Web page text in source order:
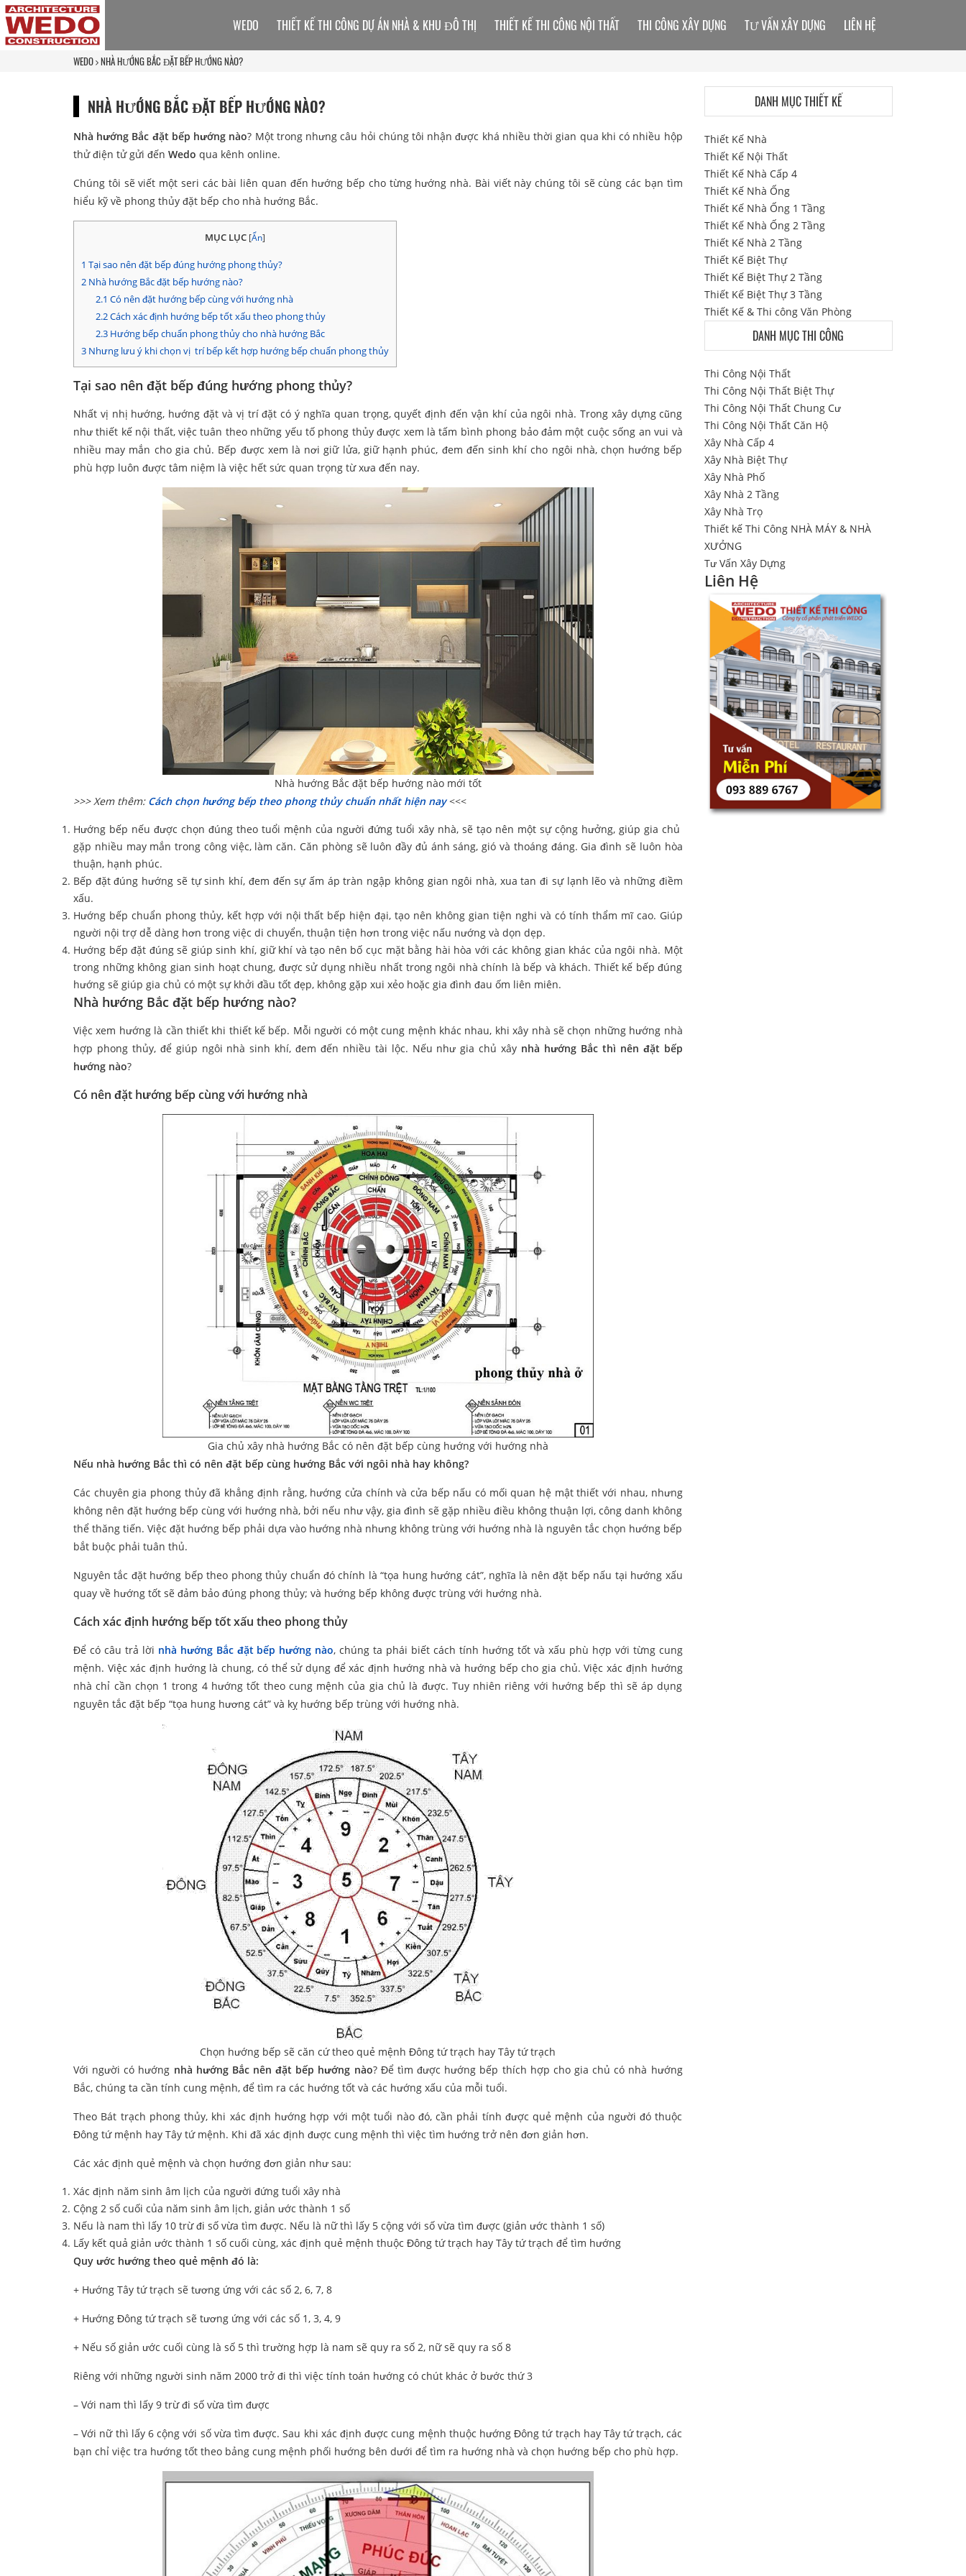
WEDO NHÀ HƯỚNG BẮC ĐẶT BẾP HƯỚNG NÀO?
NHÀ HƯỚNG BẮC ĐẶT BẾP HƯỚNG NÀO?
Nhà hướng Bắc đặt bếp hướng nào? Một trong nhưng câu hỏi chúng tôi nhận được khá nhiều thời gian qua khi có nhiều hộp
thử điện tử gửi đến Wedo qua kênh online.
Chúng tôi sẽ viết một seri các bài liên quan đến hướng bếp cho từng hướng nhà. Bài viết này chúng tôi sẽ cùng các bạn tìm
hiểu kỹ về phong thủy đặt bếp cho nhà hướng Bắc.
MỤC LỤC [Ẩn]
1 Tại sao nên đặt bếp đúng hướng phong thủy?
2 Nhà hướng Bắc đặt bếp hướng nào?
2.1 Có nên đặt hướng bếp cùng với hướng nhà
2.2Cách xác định hướng bếp tốt xấu theo phong thủy
2.3Hướng bếp chuẩn phong thủy cho nhà hướng Bắc
3 Nhưng lưu ý khi chọn vị trí bếp kết hợp hướng bếp chuẩn phong thủy
Tại sao nên đặt bếp đúng hướng phong thủy?
Nhất vị nhị hướng, hướng đặt và vị trí đặt có ý nghĩa quan trọng, quyết định đến vận khí của ngôi nhà. Trong xây dựng cũng
như thiết kế nội thất, việc tuân theo những yếu tố phong thủy được xem là tấm bình phong bảo đảm một cuộc sống an vui và
nhiều may mắn cho gia chủ. Bếp được xem là nơi giữ lửa, giữ hạnh phúc, đem đến sinh khí cho ngôi nhà, chọn hướng bếp
phù hợp luôn được tâm niệm là việc hết sức quan trọng từ xưa đến nay.
Nhà hướng Bắc đặt bếp hướng nào mới tốt
>>> Xem thêm: Cách chọn hướng bếp theo phong thủy chuẩn nhất hiện nay<<<
Hướng bếp nếu được chọn đúng theo tuổi mệnh của người đứng tuổi xây nhà, sẽ tạo nên một sự cộng hưởng, giúp gia chủ
gặp nhiều may mắn trong công việc, làm căn. Căn phòng sẽ luôn đầy đủ ánh sáng, gió và thoáng đáng. Gia đình sẽ luôn hòa
thuận, hạnh phúc.
Bếp đặt đúng hướng sẽ tự sinh khí, đem đến sự ấm áp tràn ngập không gian ngôi nhà, xua tan đi sự lạnh lẽo và những điềm
xấu.
Hướng bếp chuẩn phong thủy, kết hợp với nội thất bếp hiện đại, tạo nên không gian tiện nghi và có tính thẩm mĩ cao. Giúp
người nội trợ dễ dàng hơn trong việc di chuyển, thuận tiện hơn trong việc nấu nướng và dọn dẹp.
Hướng bếp đặt đúng sẽ giúp sinh khí, giữ khí và tạo nên bố cục mặt bằng hài hòa với các không gian khác của ngôi nhà. Một
trong những không gian sinh hoạt chung, được sử dụng nhiều nhất trong ngôi nhà chính là bếp và khách. Thiết kế bếp đúng
hướng sẽ giúp gia chủ có một sự khởi đầu tốt đẹp, không gặp xui xẻo hoặc gia đình đau ốm liên miên.
Nhà hướng Bắc đặt bếp hướng nào?
Việc xem hướng là cần thiết khi thiết kế bếp. Mỗi người có một cung mệnh khác nhau, khi xây nhà sẽ chọn những hướng nhà
hợp phong thủy, để giúp ngôi nhà sinh khí, đem đến nhiều tài lộc. Nếu như gia chủ xây nhà hướng Bắc thì nên đặt bếp
hướng nào?
Có nên đặt hướng bếp cùng với hướng nhà
Gia chủ xây nhà hướng Bắc có nên đặt bếp cùng hướng với hướng nhà
Nếu nhà hướng Bắc thì có nên đặt bếp cùng hướng Bắc với ngôi nhà hay không?
Các chuyên gia phong thủy đã khẳng định rằng, hướng cửa chính và cửa bếp nấu có mối quan hệ mật thiết với nhau, nhưng
không nên đặt hướng bếp cùng với hướng nhà, bởi nếu như vậy, gia đình sẽ gặp nhiều điều không thuận lợi, công danh không
thể thăng tiến. Việc đặt hướng bếp phải dựa vào hướng nhà nhưng không trùng với hướng nhà là nguyên tắc chọn hướng bếp
bắt buộc phải tuân thủ.
Nguyên tắc đặt hướng bếp theo phong thủy chuẩn đó chính là “tọa hung hướng cát”, nghĩa là nên đặt bếp nấu tại hướng xấu
quay về hướng tốt sẽ đảm bảo đúng phong thủy; và hướng bếp không được trùng với hướng nhà.
Cách xác định hướng bếp tốt xấu theo phong thủy
Để có câu trả lời nhà hướng Bắc đặt bếp hướng nào, chúng ta phái biết cách tính hướng tốt và xấu phù hợp với từng cung
mệnh. Việc xác định hướng là chung, có thể sử dụng để xác định hướng nhà và hướng bếp cho gia chủ. Việc xác định hướng
nhà chỉ cần chọn 1 trong 4 hướng tốt theo cung mệnh của gia chủ là được. Tuy nhiên riêng với hướng bếp thì sẽ áp dụng
nguyên tắc đặt bếp “tọa hung hương cát” và kỵ hướng bếp trùng với hướng nhà.
Chọn hướng bếp sẽ căn cứ theo quẻ mệnh Đông tứ trạch hay Tây tứ trạch
Với người có hướng nhà hướng Bắc nên đặt bếp hướng nào? Để tìm được hướng bếp thích hợp cho gia chủ có nhà hướng
Bắc, chúng ta cần tính cung mệnh, để tìm ra các hướng tốt và các hướng xấu của mỗi tuổi.
Theo Bát trạch phong thủy, khi xác định hướng hợp với một tuổi nào đó, cần phải tính được quẻ mệnh của người đó thuộc
Đông tứ mệnh hay Tây tứ mệnh. Khi đã xác định được cung mệnh thì việc tìm hướng trở nên đơn giản hơn.
Các xác định quẻ mệnh và chọn hướng đơn giản như sau:
Xác định năm sinh âm lịch của người đứng tuổi xây nhà
Cộng 2 số cuối của năm sinh âm lịch, giản ước thành 1 số
Nếu là nam thì lấy 10 trừ đi số vừa tìm được. Nếu là nữ thì lấy 5 cộng với số vừa tìm được (giản ước thành 1 số)
Lấy kết quả giản ước thành 1 số cuối cùng, xác định quẻ mệnh thuộc Đông tứ trạch hay Tây tứ trạch để tìm hướng
Quy ước hướng theo quẻ mệnh đó là:
+ Hướng Tây tứ trạch sẽ tương ứng với các số 2, 6, 7, 8
+ Hướng Đông tứ trạch sẽ tương ứng với các số 1, 3, 4, 9
+ Nếu số giản ước cuối cùng là số 5 thì trường hợp là nam sẽ quy ra số 2, nữ sẽ quy ra số 8
Riêng với những người sinh năm 2000 trở đi thì việc tính toán hướng có chút khác ở bước thứ 3
– Với nam thì lấy 9 trừ đi số vừa tìm được
– Với nữ thì lấy 6 cộng với số vừa tìm được. Sau khi xác định được cung mệnh thuộc hướng Đông tứ trạch hay Tây tứ trạch, các
bạn chỉ việc tra hướng tốt theo bảng cung mệnh phối hướng bên dưới để tìm ra hướng nhà và chọn hướng bếp cho phù hợp.
WEDO THIẾT KẾ THI CÔNG DỰ ÁN NHÀ & KHU ĐÔ THỊ THIẾT KẾ THI CÔNG NỘI THẤT THI CÔNG XÂY DỰNG TƯ VẤN XÂY DỰNG LIÊN HỆ
DANH MỤC THIẾT KẾ
Thiết Kế Nhà
Thiết Kế Nội Thất
Thiết Kế Nhà Cấp 4
Thiết Kế Nhà Ống
Thiết Kế Nhà Ống 1 Tầng
Thiết Kế Nhà Ống 2 Tầng
Thiết Kế Nhà 2 Tầng
Thiết Kế Biệt Thự
Thiết Kế Biệt Thự 2 Tầng
Thiết Kế Biệt Thự 3 Tầng
Thiết Kế & Thi công Văn Phòng
DANH MỤC THI CÔNG
Thi Công Nội Thất
Thi Công Nội Thất Biệt Thự
Thi Công Nội Thất Chung Cư
Thi Công Nội Thất Căn Hộ
Xây Nhà Cấp 4
Xây Nhà Biệt Thự
Xây Nhà Phố
Xây Nhà 2 Tầng
Xây Nhà Trọ
Thiết kế Thi Công NHÀ MÁY & NHÀ
XƯỞNG
Tư Vấn Xây Dựng
Liên Hệ